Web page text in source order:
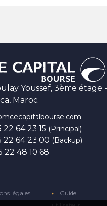
Youssef, 3ème étage -
Maroc.
22 64 23 15 (Principal)
22 64 23 00 (Backup)
22 48 10 68
légales
Guide